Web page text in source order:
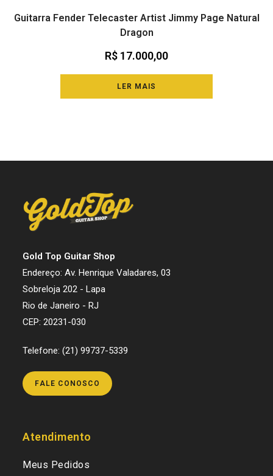
Guitarra Fender Telecaster Artist Jimmy Page Natural
Dragon
R$ 17.000,00
LER MAIS
Gold Top Guitar Shop
Endereço: Av. Henrique Valadares, 03
Sobreloja 202 - Lapa
Rio de Janeiro - RJ
CEP: 20231-030
Telefone: (21) 99737-5339
FALE CONOSCO
Atendimento
Meus Pedidos